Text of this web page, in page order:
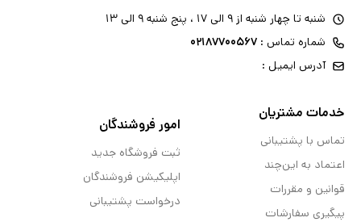
شنبه تا چهار شنبه از ۹ الی ۱۷ ، پنج شنبه ۹ الی ۱۳
شماره تماس : ۰۲۱۸۷۷۰۰۵۶۷
آدرس ایمیل :
خدمات مشتریان
تماس با پشتیبانی
اعتماد به این‌چند
قوانین و مقررات
پیگیری سفارشات
امور فروشندگان
ثبت فروشگاه جدید
اپلیکیشن فروشندگان
درخواست پشتیبانی